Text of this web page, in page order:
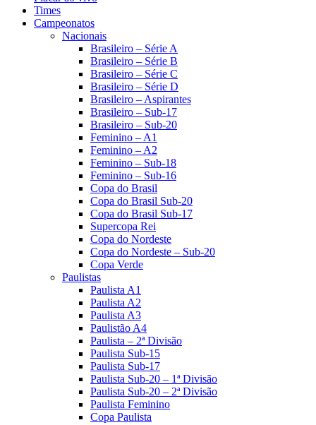
Times
Campeonatos
Nacionais
Brasileiro – Série A
Brasileiro – Série B
Brasileiro – Série C
Brasileiro – Série D
Brasileiro – Aspirantes
Brasileiro – Sub-17
Brasileiro – Sub-20
Feminino – A1
Feminino – A2
Feminino – Sub-18
Feminino – Sub-16
Copa do Brasil
Copa do Brasil Sub-20
Copa do Brasil Sub-17
Supercopa Rei
Copa do Nordeste
Copa do Nordeste – Sub-20
Copa Verde
Paulistas
Paulista A1
Paulista A2
Paulista A3
Paulistão A4
Paulista – 2ª Divisão
Paulista Sub-15
Paulista Sub-17
Paulista Sub-20 – 1ª Divisão
Paulista Sub-20 – 2ª Divisão
Paulista Feminino
Copa Paulista